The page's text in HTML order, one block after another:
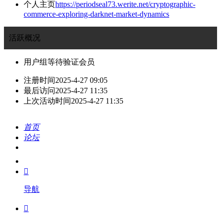
个人主页https://periodseal73.werite.net/cryptographic-
commerce-exploring-darknet-market-dynamics
活跃概况
用户组等待验证会员
注册时间2025-4-27 09:05
最后访问2025-4-27 11:35
上次活动时间2025-4-27 11:35
首页
论坛
我的

导航
